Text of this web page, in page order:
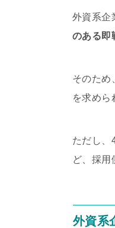
外資系企
のある即
そのため
を求めら
ただし、
ど、採用
外資系